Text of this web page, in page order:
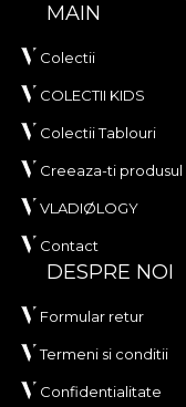
MAIN
Colectii
COLECTII KIDS
Colectii Tablouri
Creeaza-ti produsul
VLADIØLOGY
Contact
DESPRE NOI
Formular retur
Termeni si conditii
Confidentialitate